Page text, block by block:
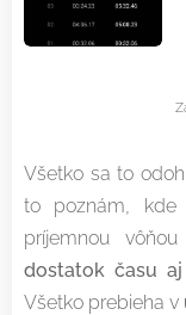
Všetko sa to
to poznám,
príjemnou
dostatok času
Všetko prebieha v